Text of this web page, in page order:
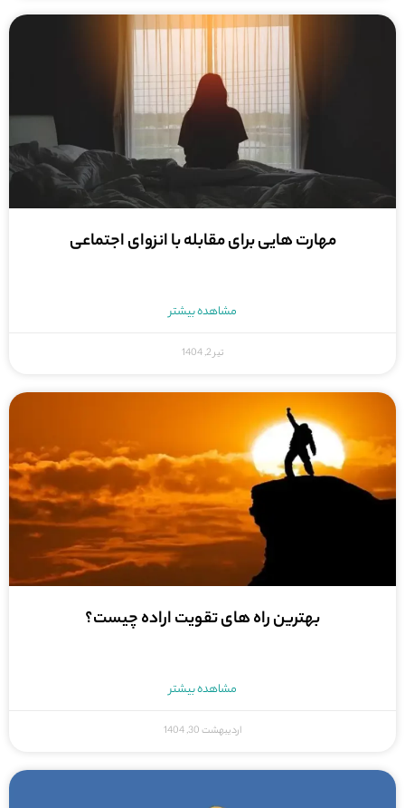
مهارت هایی برای مقابله با انزوای اجتماعی
مشاهده بیشتر
تیر 2, 1404
بهترین راه های تقویت اراده چیست؟
مشاهده بیشتر
اردیبهشت 30, 1404